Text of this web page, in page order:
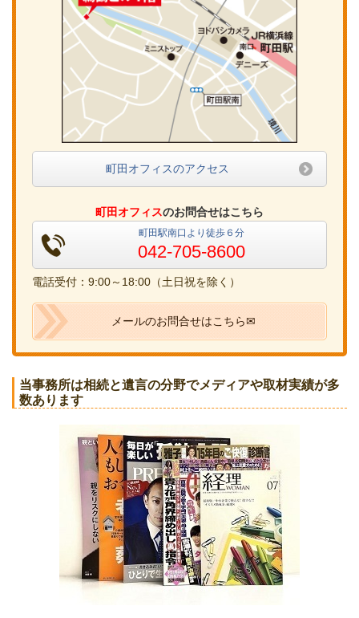
町田オフィスのアクセス
町田オフィスのお問合せはこちら
町田駅南口より徒歩６分
042-705-8600
電話受付：9:00～18:00（土日祝を除く）
メールのお問合せはこちら✉
当事務所は相続と遺言の分野でメディアや取材実績が多
数あります